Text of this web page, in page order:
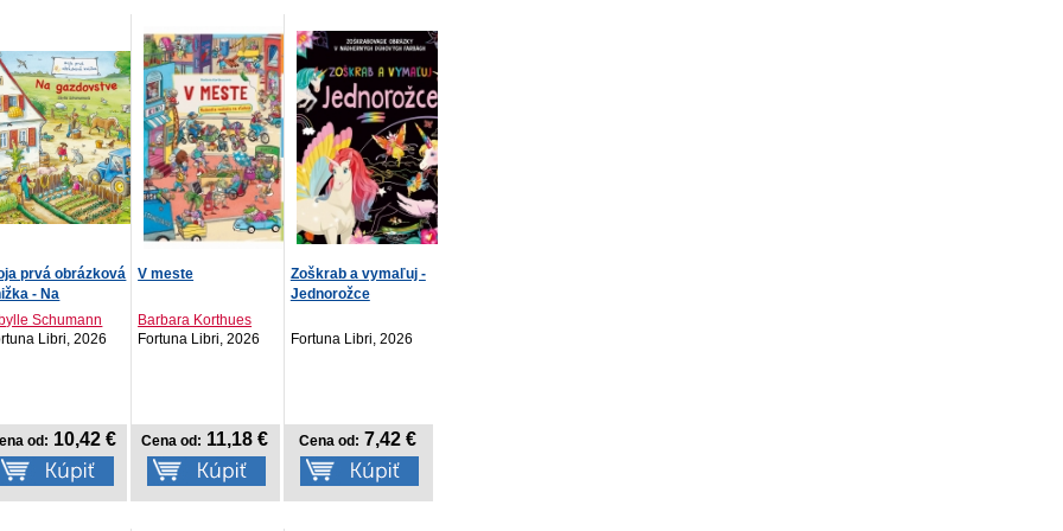
prvá obrázková
- Na
Schumann
Libri, 2026
od: 10,42 €
V meste
Barbara Korthues
Fortuna Libri, 2026
Cena od: 11,18 €
Zoškrab a vymaľuj -
Jednorožce
Fortuna Libri, 2026
Cena od: 7,42 €